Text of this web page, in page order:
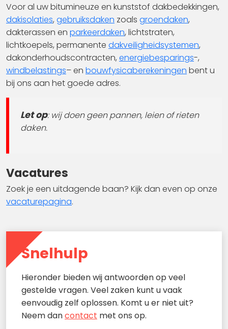
Voor al uw bitumineuze en kunststof dakbedekkingen,
dakisolaties, gebruiksdaken zoals groendaken,
dakterassen en parkeerdaken, lichtstraten,
lichtkoepels, permanente dakveiligheidsystemen,
dakonderhoudscontracten, energiebesparings-,
windbelastings– en bouwfysicaberekeningen bent u
bij ons aan het goede adres.
Let op: wij doen geen pannen, leien of rieten
daken.
Vacatures
Zoek je een uitdagende baan? Kijk dan even op onze
vacaturepagina.
Snelhulp
Hieronder bieden wij antwoorden op veel
gestelde vragen. Veel zaken kunt u vaak
eenvoudig zelf oplossen. Komt u er niet uit?
Neem dancontact met ons op.